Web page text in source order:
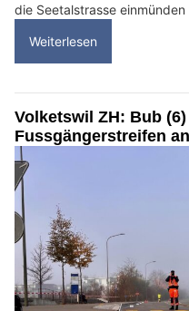
die Seetalstrasse einmünden
Weiterlesen
Volketswil ZH: Bub
Fussgängerstreifen